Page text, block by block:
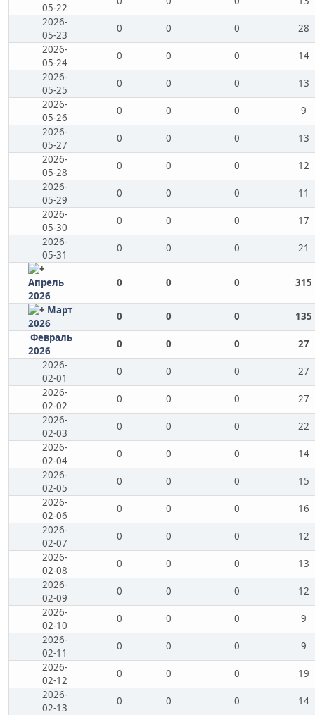
05-22
2026-
05-23
0 0 0
28
2026-
05-24
0 0 0
14
2026-
05-25
0 0 0
13
2026-
05-26
0 0 0
9
2026-
05-27
0 0 0
13
2026-
05-28
0 0 0
12
2026-
05-29
0 0 0
11
2026-
05-30
0 0 0
17
2026-
05-31
0 0 0 21
Апрель
2026
0 0 0 315
Март
2026
0 0 0
135
Февраль
2026
0 0 0
27
2026-
02-01
0 0 0
27
2026-
02-02
0 0 0
27
2026-
02-03
0 0 0
22
2026-
02-04
0 0 0
14
2026-
02-05
0 0 0
15
2026-
02-06
0 0 0
16
2026-
02-07
0 0 0
12
2026-
02-08
0 0 0
13
2026-
02-09
0 0 0
12
2026-
02-10
0 0 0
9
2026-
02-11
0 0 0
9
2026-
02-12
0 0 0
19
2026-
02-13
0 0 0
14